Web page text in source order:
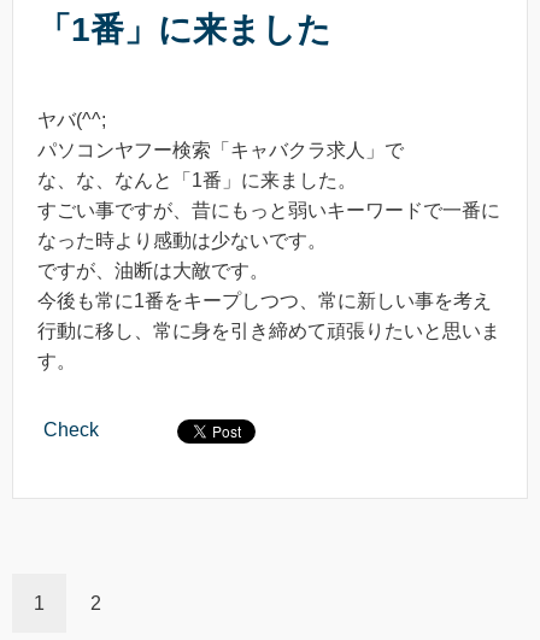
「1番」に来ました
ヤバ(^^;
パソコンヤフー検索「キャバクラ求人」で
な、な、なんと「1番」に来ました。
すごい事ですが、昔にもっと弱いキーワードで一番に
なった時より感動は少ないです。
ですが、油断は大敵です。
今後も常に1番をキープしつつ、常に新しい事を考え
行動に移し、常に身を引き締めて頑張りたいと思いま
す。
Check
1 2